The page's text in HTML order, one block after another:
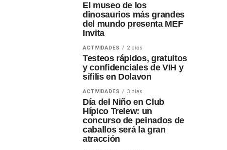
El museo de los
dinosaurios más grandes
del mundo presenta MEF
Invita
ACTIVIDADES 2 días
Testeos rápidos, gratuitos
y confidenciales de VIH y
sífilis en Dolavon
ACTIVIDADES 3 días
Día del Niño en Club
Hípico Trelew: un
concurso de peinados de
caballos será la gran
atracción